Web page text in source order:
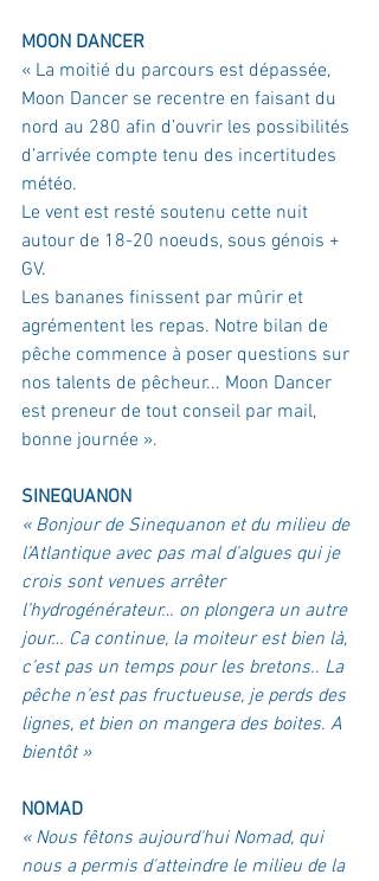
MOON DANCER
« La moitié du parcours est dépassée,
Moon Dancer se recentre en faisant du
nord au 280 afin d’ouvrir les possibilités
d’arrivée compte tenu des incertitudes
météo.
Le vent est resté soutenu cette nuit
autour de 18-20 noeuds, sous génois +
GV.
Les bananes finissent par mûrir et
agrémentent les repas. Notre bilan de
pêche commence à poser questions sur
nos talents de pêcheur... Moon Dancer
est preneur de tout conseil par mail,
bonne journée ».
SINEQUANON
« Bonjour de Sinequanon et du milieu de
l’Atlantique avec pas mal d’algues qui je
crois sont venues arrêter
l’hydrogénérateur… on plongera un autre
jour… Ca continue, la moiteur est bien là,
c’est pas un temps pour les bretons.. La
pêche n’est pas fructueuse, je perds des
lignes, et bien on mangera des boites. A
bientôt »
NOMAD
« Nous fêtons aujourd'hui Nomad, qui
nous a permis d'atteindre le milieu de la